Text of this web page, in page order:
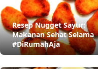
Resep Nugget Sayur:
Makanan Sehat Selama
#DiRumahAja